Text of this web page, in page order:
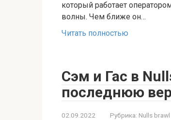
который работает
волны. Чем ближе он…
Читать полностью
Сэм и Гас в
последнюю
02.09.2022 Рубрика: Nulls brawl